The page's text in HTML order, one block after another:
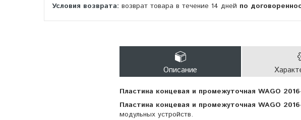
возврат товара в течение 14 дней по
Описание
Пластина концевая и промежуточная WAGO
Пластина концевая и промежуточная WAGO
модульных устройств.